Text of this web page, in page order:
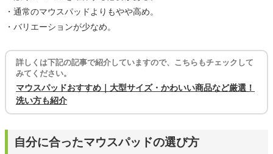
・通常のマウスパッドよりもやや高め。
・バリエーションが少なめ。
詳しくは下記の記事で紹介していますので、こちらもチェックして
みてください。
マウスパッドおすすめ｜大型サイズ・かわいい商品など厳選！
洗い方も紹介
自分に合ったマウスパッドの選び方